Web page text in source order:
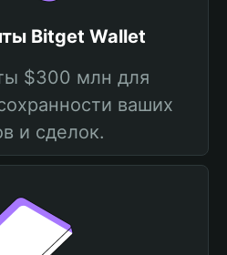
Bitget Wallet
$300 млн для
ваших
и сделок.